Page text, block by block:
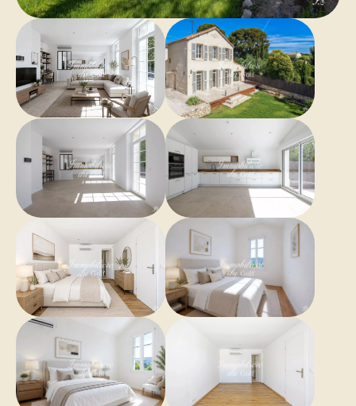
- Bien non soumis au régime de la copropriété
- Taxe foncière : 1202€/an
- Honoraires inclus à la charge du vendeur
- Classe énergie B et classe climat A
- Montant moyen estimé des dépenses annuelles
d’énergie pour un usage standard basés sur les prix
de l’énergie de 2023 : entre 1110€ et 1200€/anan
- Les informations sur les risques auxquels ce bien est
exposé sont disponibles sur le site Géorisques :
www.georisques.gouv.fr
Maison à vendre T4/5 de 120m2 - Terrain - 13190
Allauch
Surfaces
1 Salon
1 Cuisine23 m²
1 Suite17 m²
1 Salle de douche
1 Couloir7 m²